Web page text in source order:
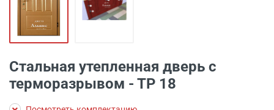
Стальная утепленная дверь с
терморазрывом - ТР 18